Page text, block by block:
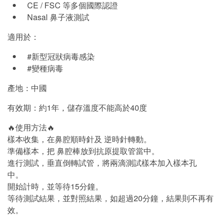
CE / FSC 等多個國際認證
Nasal 鼻子液測試
適用於：
#新型冠狀病毒感染
#變種病毒
產地：中國
有效期：約1年，儲存溫度不能高於40度
🔥使用方法🔥
樣本收集，在鼻腔順時針及 逆時針轉動。
準備樣本，把 鼻腔棒放到抗原提取管當中。
進行測試，垂直倒轉試管，將兩滴測試樣本加入樣本孔
中。
開始計時，並等待15分鐘。
等待測試結果，並對照結果，如超過20分鐘，結果則不再有
效。